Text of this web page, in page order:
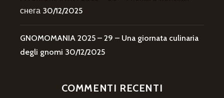
снега 30/12/2025
GNOMOMANIA 2025 – 29 – Una giornata culinaria
degli gnomi 30/12/2025
COMMENTI RECENTI